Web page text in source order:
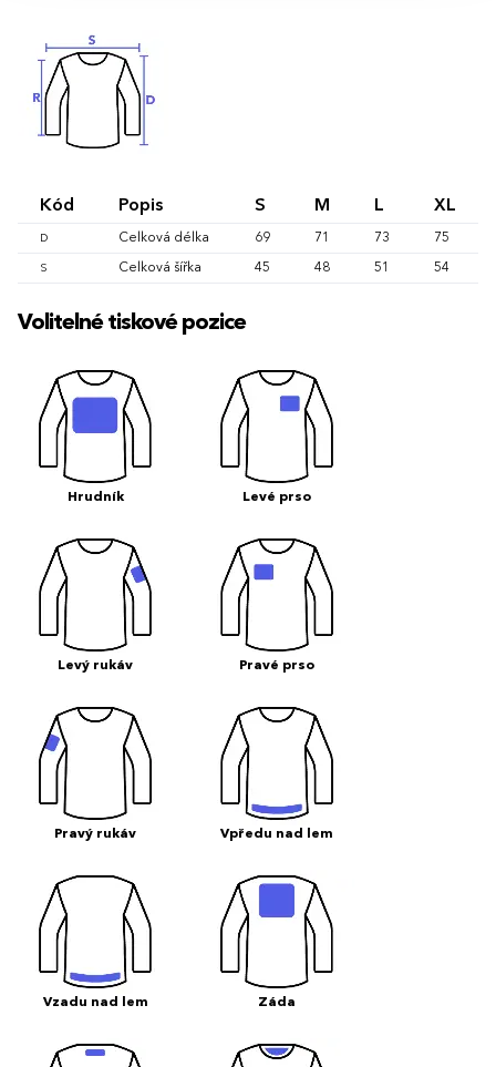
Kód Popis S M L XL
D Celková délka 69 71 73 75
S Celková šířka 45 48 51 54
Volitelné tiskové pozice
Hrudník Levé prso
Levý rukáv Pravé prso
Pravý rukáv Vpředu nad lem
Vzadu nad lem Záda